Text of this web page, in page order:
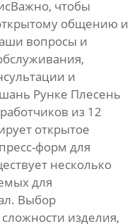
чтобы
общению и
вопросы и
и
Рунке Плесень
из 12
открытое
форм для
несколько
для
Выбор
изделия,